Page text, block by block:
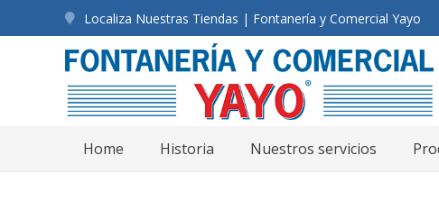
Localiza Nuestras Tiendas | Fontanería y Comercial Yayo
Home Historia Nuestros servicios